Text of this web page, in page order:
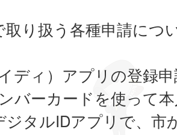
り扱う各種申請につ
ディ）アプリの登録
バーカードを使って
タルIDアプリで、市